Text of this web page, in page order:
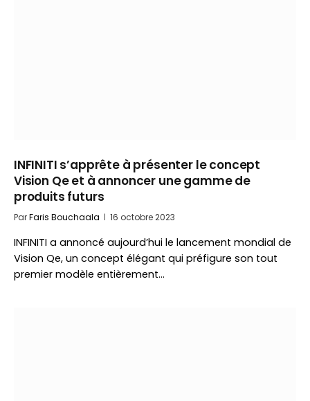
INFINITI s’apprête à présenter le concept
Vision Qe et à annoncer une gamme de
produits futurs
ParFaris Bouchaala 16 octobre 2023
INFINITI a annoncé aujourd’hui le lancement mondial de
Vision Qe, un concept élégant qui préfigure son tout
premier modèle entièrement…